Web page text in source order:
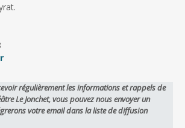
régulièrement les informations et rappels de
Le Jonchet, vous pouvez nous envoyer un
votre email dans la liste de diffusion